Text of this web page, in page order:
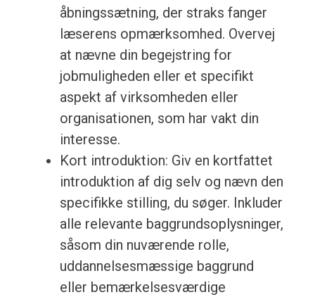
åbningssætning, der straks fanger
læserens opmærksomhed. Overvej
at nævne din begejstring for
jobmuligheden eller et specifikt
aspekt af virksomheden eller
organisationen, som har vakt din
interesse.
Kort introduktion: Giv en kortfattet
introduktion af dig selv og nævn den
specifikke stilling, du søger. Inkluder
alle relevante baggrundsoplysninger,
såsom din nuværende rolle,
uddannelsesmæssige baggrund
eller bemærkelsesværdige